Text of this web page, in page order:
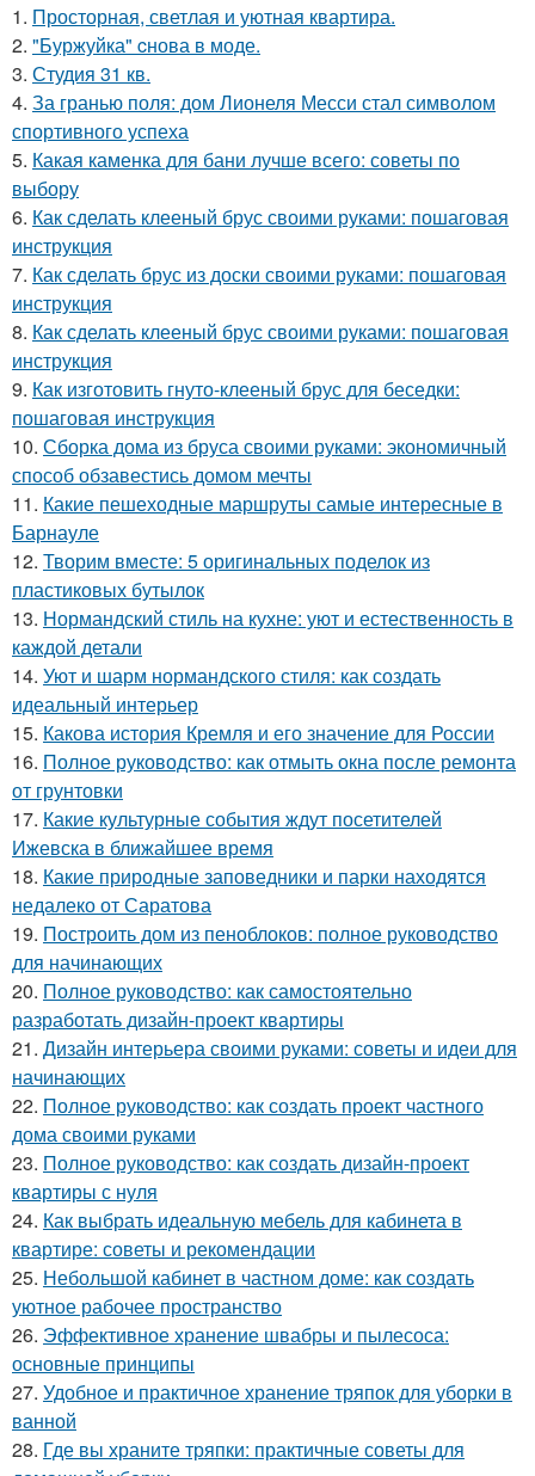
1. Просторная, светлая и уютная квартира.
2. "Буржуйка" cнова в моде.
3. Студия 31 кв.
4. За гранью поля: дом Лионеля Месси стал символом
спортивного успеха
5. Какая каменка для бани лучше всего: советы по
выбору
6. Как сделать клееный брус своими руками: пошаговая
инструкция
7. Как сделать брус из доски своими руками: пошаговая
инструкция
8. Как сделать клееный брус своими руками: пошаговая
инструкция
9. Как изготовить гнуто-клееный брус для беседки:
пошаговая инструкция
10. Сборка дома из бруса своими руками: экономичный
способ обзавестись домом мечты
11. Какие пешеходные маршруты самые интересные в
Барнауле
12. Творим вместе: 5 оригинальных поделок из
пластиковых бутылок
13. Нормандский стиль на кухне: уют и естественность в
каждой детали
14. Уют и шарм нормандского стиля: как создать
идеальный интерьер
15. Какова история Кремля и его значение для России
16. Полное руководство: как отмыть окна после ремонта
от грунтовки
17. Какие культурные события ждут посетителей
Ижевска в ближайшее время
18. Какие природные заповедники и парки находятся
недалеко от Саратова
19. Построить дом из пеноблоков: полное руководство
для начинающих
20. Полное руководство: как самостоятельно
разработать дизайн-проект квартиры
21. Дизайн интерьера своими руками: советы и идеи для
начинающих
22. Полное руководство: как создать проект частного
дома своими руками
23. Полное руководство: как создать дизайн-проект
квартиры с нуля
24. Как выбрать идеальную мебель для кабинета в
квартире: советы и рекомендации
25. Небольшой кабинет в частном доме: как создать
уютное рабочее пространство
26. Эффективное хранение швабры и пылесоса:
основные принципы
27. Удобное и практичное хранение тряпок для уборки в
ванной
28. Где вы храните тряпки: практичные советы для